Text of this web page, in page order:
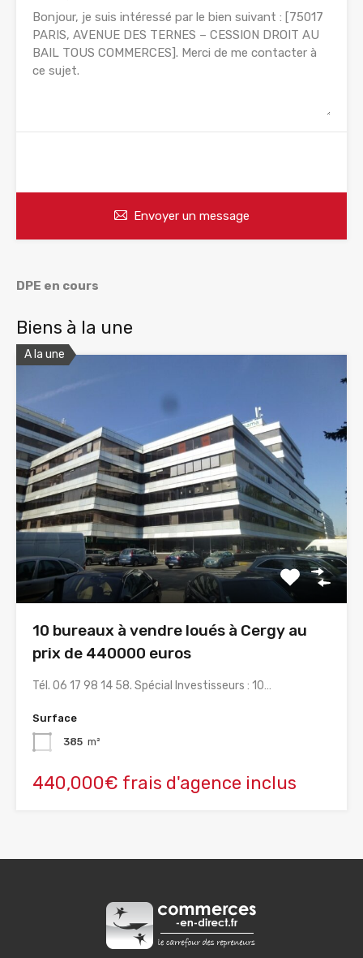
Envoyer un message
DPE en cours
Biens à la une
A la une
10 bureaux à vendre loués à Cergy au
prix de 440000 euros
Tél. 06 17 98 14 58. Spécial Investisseurs : 10…
Surface
385 m²
440,000€ frais d'agence inclus